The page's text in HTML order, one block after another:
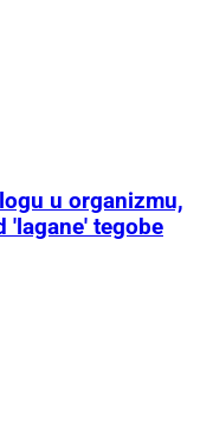
u organizmu,
'lagane' tegobe